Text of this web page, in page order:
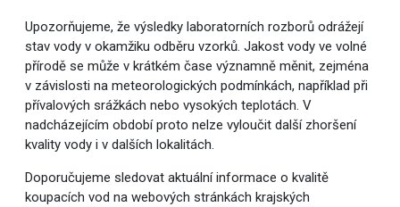
Upozorňujeme, že výsledky laboratorních rozborů odrážejí
stav vody v okamžiku odběru vzorků. Jakost vody ve volné
přírodě se může v krátkém čase významně měnit, zejména
v závislosti na meteorologických podmínkách, například při
přívalových srážkách nebo vysokých teplotách. V
nadcházejícím období proto nelze vyloučit další zhoršení
kvality vody i v dalších lokalitách.
Doporučujeme sledovat aktuální informace o kvalitě
koupacích vod na webových stránkách krajských